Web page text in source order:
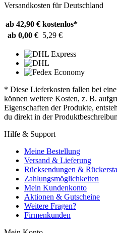
Versandkosten für Deutschland
ab 42,90 € kostenlos*
ab 0,00 € 5,29 €
* Diese Lieferkosten fallen bei
können weitere Kosten, z. B.
Eigenschaften der Produkte,
du direkt in der
Hilfe & Support
Meine Bestellung
Versand & Lieferung
Rücksendungen &
Zahlungsmöglichkeiten
Mein Kundenkonto
Aktionen & Gutscheine
Weitere Fragen?
Firmenkunden